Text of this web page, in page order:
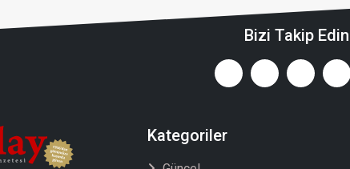
Bizi Takip Edin
Kategoriler